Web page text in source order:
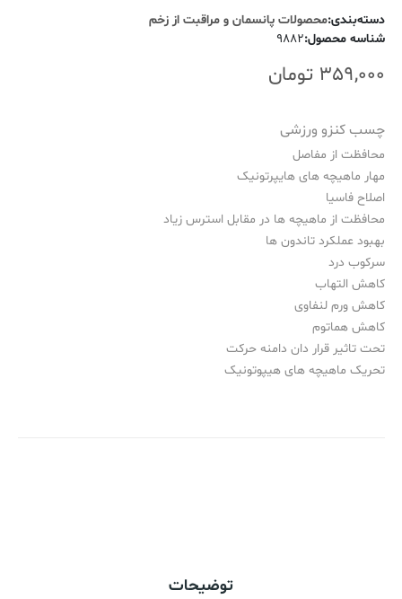
دسته‌بندی:محصولات پانسمان و مراقبت از زخم
شناسه محصول:
9882
359,000 تومان
چسب کنزو ورزشی
محافظت از مفاصل
مهار ماهیچه های هایپرتونیک
اصلاح فاسیا
محافظت از ماهیچه ها در مقابل استرس زیاد
بهبود عملکرد تاندون ها
سرکوب درد
کاهش التهاب
کاهش ورم لنفاوی
کاهش هماتوم
تحت تاثیر قرار دان دامنه حرکت
تحریک ماهیچه های هیپوتونیک
توضیحات